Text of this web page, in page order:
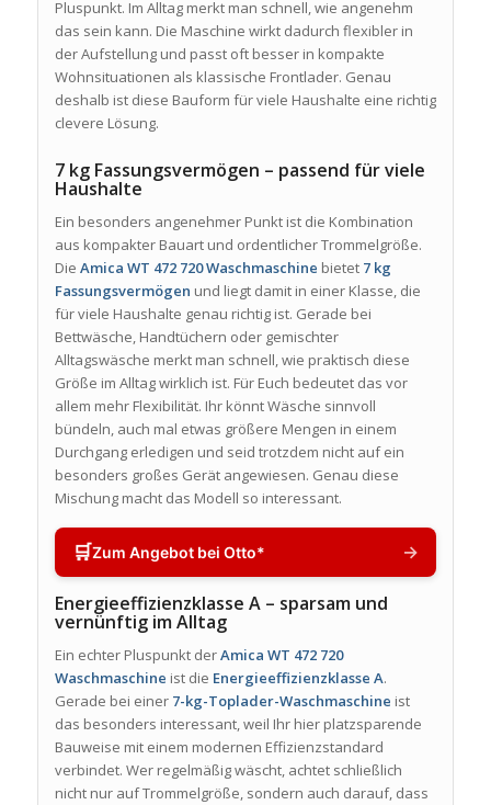
Pluspunkt. Im Alltag merkt man schnell, wie angenehm
das sein kann. Die Maschine wirkt dadurch flexibler in
der Aufstellung und passt oft besser in kompakte
Wohnsituationen als klassische Frontlader. Genau
deshalb ist diese Bauform für viele Haushalte eine richtig
clevere Lösung.
7 kg Fassungsvermögen – passend für viele
Haushalte
Ein besonders angenehmer Punkt ist die Kombination
aus kompakter Bauart und ordentlicher Trommelgröße.
Die Amica WT 472 720 Waschmaschine bietet 7 kg
Fassungsvermögen und liegt damit in einer Klasse, die
für viele Haushalte genau richtig ist. Gerade bei
Bettwäsche, Handtüchern oder gemischter
Alltagswäsche merkt man schnell, wie praktisch diese
Größe im Alltag wirklich ist. Für Euch bedeutet das vor
allem mehr Flexibilität. Ihr könnt Wäsche sinnvoll
bündeln, auch mal etwas größere Mengen in einem
Durchgang erledigen und seid trotzdem nicht auf ein
besonders großes Gerät angewiesen. Genau diese
Mischung macht das Modell so interessant.
🛒Zum Angebot bei Otto* →
Energieeffizienzklasse A – sparsam und
vernünftig im Alltag
Ein echter Pluspunkt derAmica WT 472 720
Waschmaschine ist die Energieeffizienzklasse A.
Gerade bei einer 7-kg-Toplader-Waschmaschine ist
das besonders interessant, weil Ihr hier platzsparende
Bauweise mit einem modernen Effizienzstandard
verbindet. Wer regelmäßig wäscht, achtet schließlich
nicht nur auf Trommelgröße, sondern auch darauf, dass